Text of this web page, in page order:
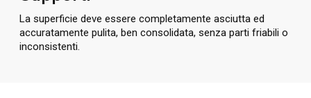
La superficie deve essere completamente asciutta ed
accuratamente pulita, ben consolidata, senza parti friabili o
inconsistenti.